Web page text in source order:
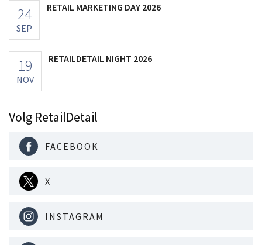
24
SEP
RETAIL MARKETING DAY 2026
19
NOV
RETAILDETAIL NIGHT 2026
Volg RetailDetail
FACEBOOK
X
INSTAGRAM